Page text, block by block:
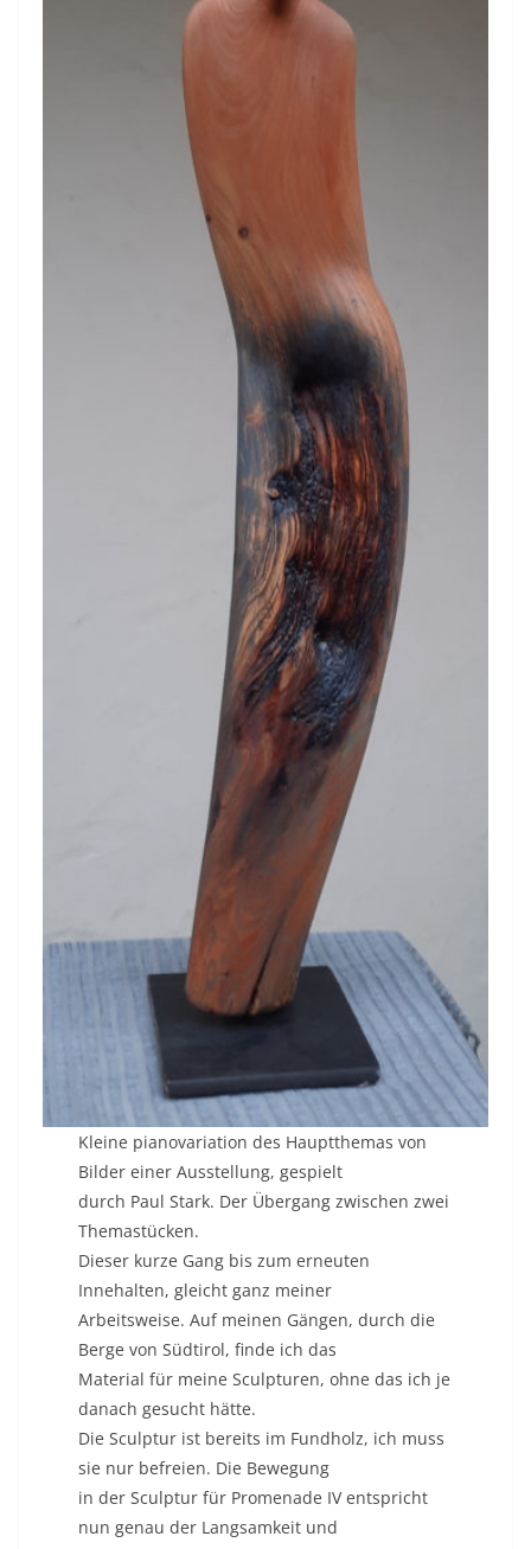
Kleine pianovariation des Hauptthemas von
Bilder einer Ausstellung, gespielt
durch Paul Stark. Der Übergang zwischen zwei
Themastücken.
Dieser kurze Gang bis zum erneuten
Innehalten, gleicht ganz meiner
Arbeitsweise. Auf meinen Gängen, durch die
Berge von Südtirol, finde ich das
Material für meine Sculpturen, ohne das ich je
danach gesucht hätte.
Die Sculptur ist bereits im Fundholz, ich muss
sie nur befreien. Die Bewegung
in der Sculptur für Promenade IV entspricht
nun genau der Langsamkeit und